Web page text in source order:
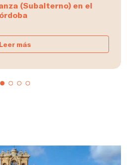
(Subalterno) en el
Leer más